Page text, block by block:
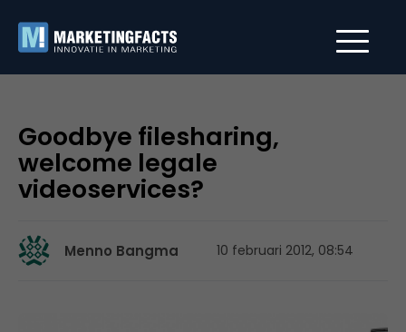
Goodbye filesharing,
welcome legale
videoservices?
Menno Bangma 10 februari 2012, 08:54